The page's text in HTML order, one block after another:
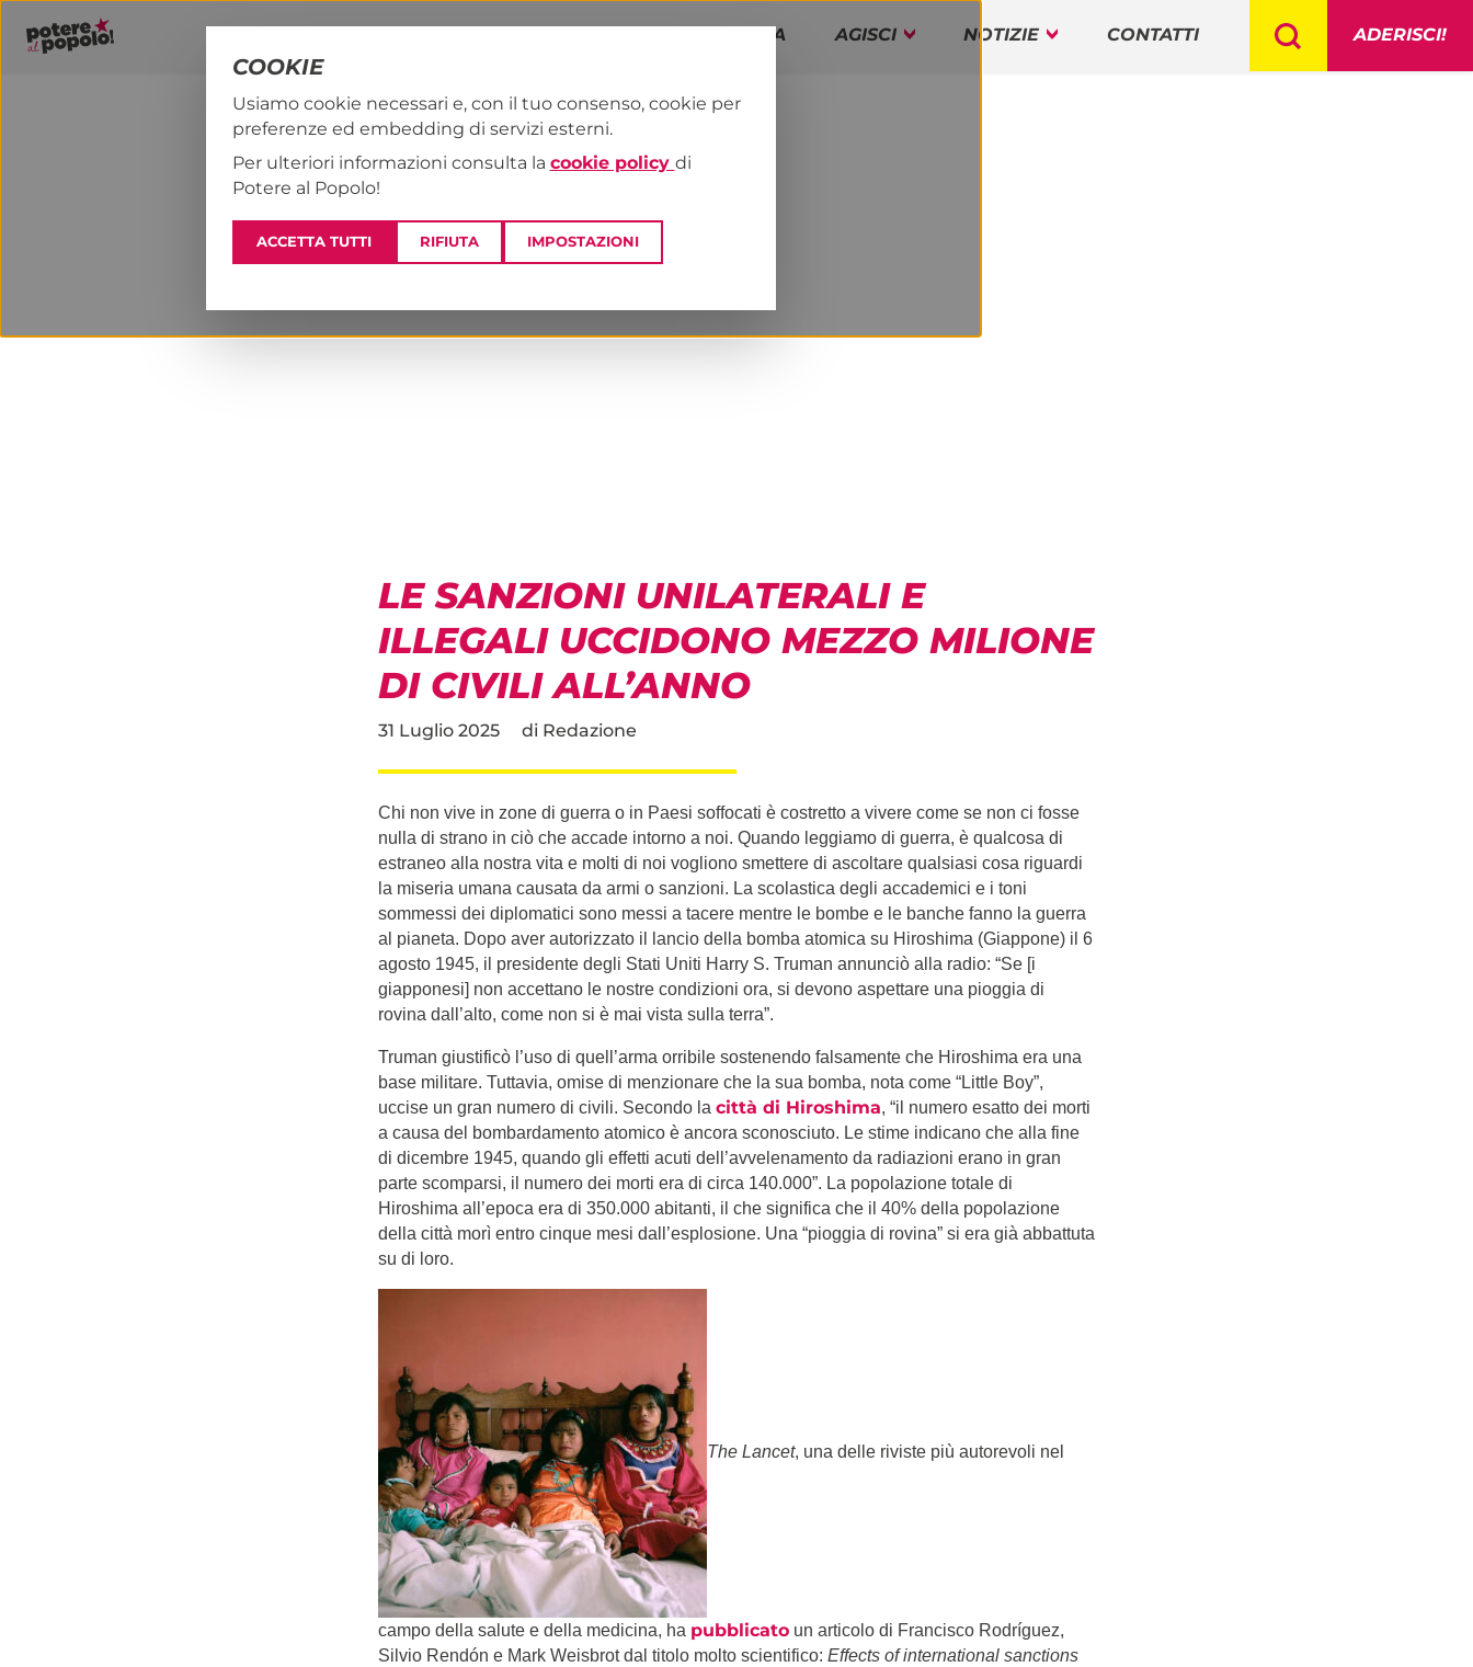
PROGRAMMA AGISCI NOTIZIE CONTATTI ADERISCI!
PAP! NOTIZIE DAI TERRITORI
LE SANZIONI UNILATERALI E
ILLEGALI UCCIDONO MEZZO MILIONE
DI CIVILI ALL’ANNO
31 Luglio 2025 di Redazione
Chi non vive in zone di guerra o in Paesi soffocati è costretto a vivere come se non ci fosse
nulla di strano in ciò che accade intorno a noi. Quando leggiamo di guerra, è qualcosa di
estraneo alla nostra vita e molti di noi vogliono smettere di ascoltare qualsiasi cosa riguardi
la miseria umana causata da armi o sanzioni. La scolastica degli accademici e i toni
sommessi dei diplomatici sono messi a tacere mentre le bombe e le banche fanno la guerra
al pianeta. Dopo aver autorizzato il lancio della bomba atomica su Hiroshima (Giappone) il 6
agosto 1945, il presidente degli Stati Uniti Harry S. Truman annunciò alla radio: “Se [i
giapponesi] non accettano le nostre condizioni ora, si devono aspettare una pioggia di
rovina dall’alto, come non si è mai vista sulla terra”.
Truman giustificò l’uso di quell’arma orribile sostenendo falsamente che Hiroshima era una
base militare. Tuttavia, omise di menzionare che la sua bomba, nota come “Little Boy”,
uccise un gran numero di civili. Secondo la città di Hiroshima, “il numero esatto dei morti
a causa del bombardamento atomico è ancora sconosciuto. Le stime indicano che alla fine
di dicembre 1945, quando gli effetti acuti dell’avvelenamento da radiazioni erano in gran
parte scomparsi, il numero dei morti era di circa 140.000”. La popolazione totale di
Hiroshima all’epoca era di 350.000 abitanti, il che significa che il 40% della popolazione
della città morì entro cinque mesi dall’esplosione. Una “pioggia di rovina” si era già abbattuta
su di loro.
The Lancet, una delle riviste più autorevoli nel
campo della salute e della medicina, ha pubblicatoun articolo di Francisco Rodríguez,
Silvio Rendón e Mark Weisbrot dal titolo molto scientifico: Effects of international sanctions
COOKIE
Usiamo cookie necessari e, con il tuo consenso, cookie per
preferenze ed embedding di servizi esterni.
Per ulteriori informazioni consulta la cookie policy di
Potere al Popolo!
ACCETTA TUTTI RIFIUTA IMPOSTAZIONI